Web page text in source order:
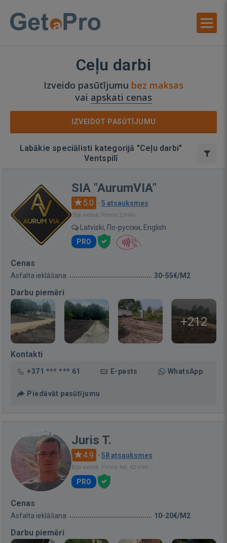
Ceļu darbi
Izveido pasūtījumu bez maksas
vai apskati cenas
IZVEIDOT PASŪTĪJUMU
Labākie speciālisti kategorijā "Ceļu darbi"
Ventspilī
SIA "AurumVIA"
5.0 · 5 atsauksmes
Bija vietnē: Pirms 2 mēn.
Latviski, По-русски, English
PRO
Cenas
Asfalta ieklāšana 30-55€/M2
Darbu piemēri
+212
Kontakti
+371 *** *** 61 E-pasts WhatsApp
Piedāvāt pasūtījumu
Juris T.
4.9 · 58 atsauksmes
Bija vietnē: Pirms 4st. 42 min.
PRO
Cenas
Asfalta ieklāšana 10-20€/M2
Darbu piemēri